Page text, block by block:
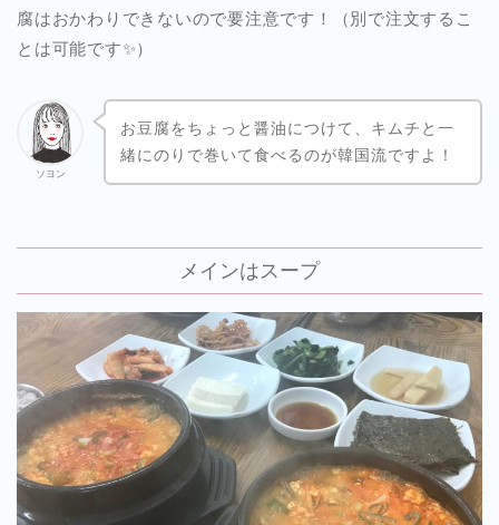
腐はおかわりできないので要注意です！（別で注文するこ
とは可能です✨）
ソヨン
お豆腐をちょっと醤油につけて、キムチと一
緒にのりで巻いて食べるのが韓国流ですよ！
メインはスープ